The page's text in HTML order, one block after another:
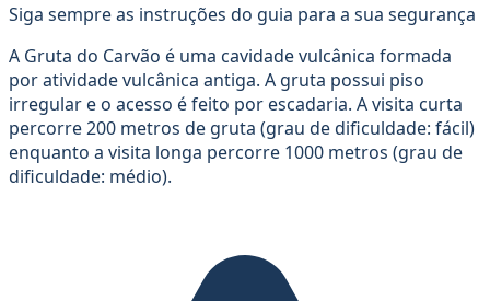
Siga sempre as instruções do guia para a sua segurança
A Gruta do Carvão é uma cavidade vulcânica formada
por atividade vulcânica antiga. A gruta possui piso
irregular e o acesso é feito por escadaria. A visita curta
percorre 200 metros de gruta (grau de dificuldade: fácil)
enquanto a visita longa percorre 1000 metros (grau de
dificuldade: médio).